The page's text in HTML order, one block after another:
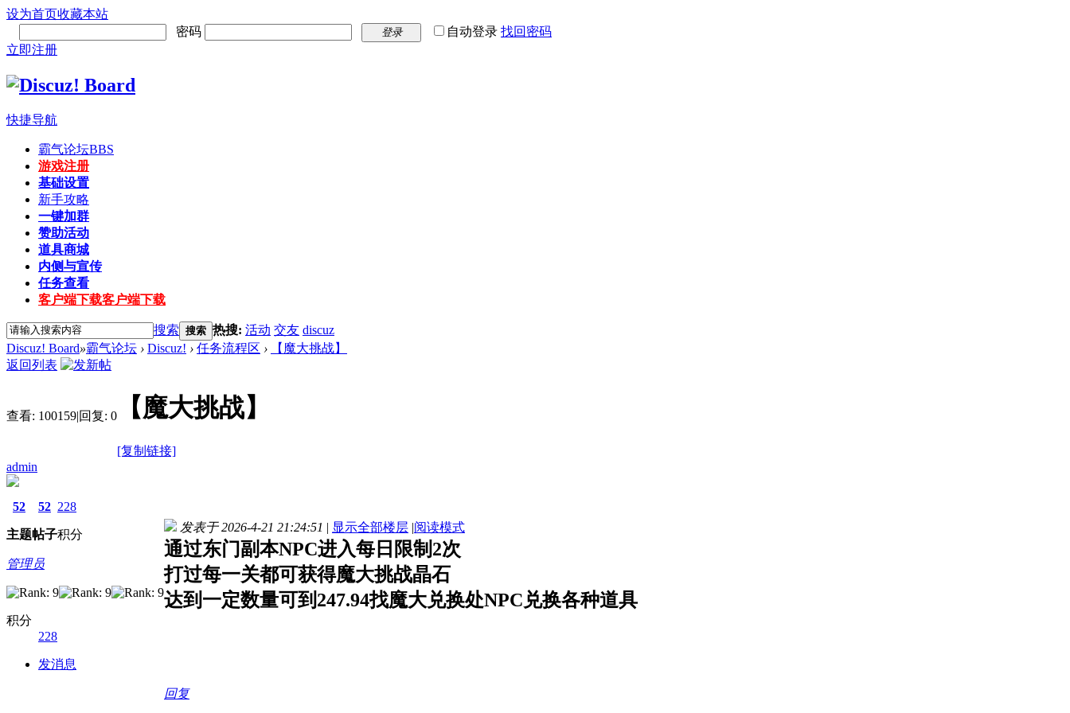
设为首页收藏本站
密码
登录 自动登录 找回密码
立即注册
快捷导航
霸气论坛BBS
游戏注册
基础设置
新手攻略
一键加群
赞助活动
道具商城
内侧与宣传
任务查看
客户端下载客户端下载
搜索 搜索 热搜: 活动 交友 discuz
Discuz! Board»霸气论坛 › Discuz! › 任务流程区 ›
【魔大挑战】
返回列表
查看: 100159|回复: 0 【魔大挑战】
[复制链接]
admin
52
主题
52
帖子
228
积分
管理员
积分
228
发消息
发表于 2026-4-21 21:24:51 | 显示全部楼层 |阅读模式
通过东门副本NPC进入每日限制2次
打过每一关都可获得魔大挑战晶石
达到一定数量可到247.94找魔大兑换处NPC兑换各种道具
回复